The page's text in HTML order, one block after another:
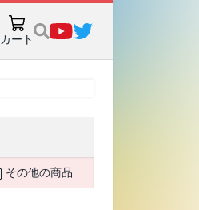
カート
その他の商品